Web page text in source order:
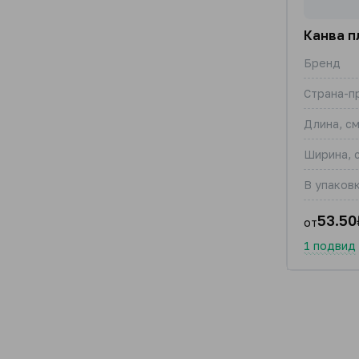
Канва
Бренд
Страна-
Длина, см
Ширина,
В
от53.50
1 подвид